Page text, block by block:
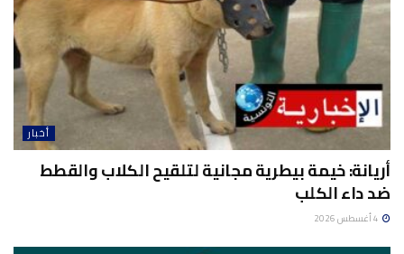
أخبار
أريانة: خيمة بيطرية مجانية لتلقيح الكلاب والقطط
ضد داء الكلب